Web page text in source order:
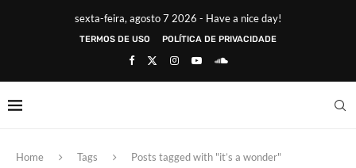
sexta-feira, agosto 7 2026 - Have a nice day!
TERMOS DE USO POLÍTICA DE PRIVACIDADE
Home Tags Posts tagged with "it’s a wonder"